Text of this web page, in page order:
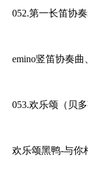
052.第一长笛协
emino竖笛协奏
053.欢乐颂（贝多
欢乐颂黑鸭-与你